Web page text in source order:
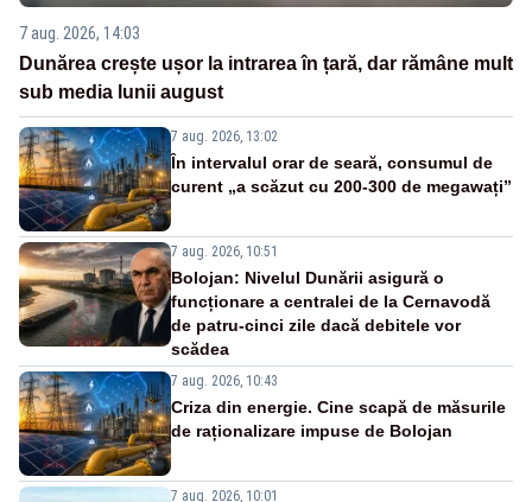
7 aug. 2026, 14:03
Dunărea crește ușor la intrarea în țară, dar rămâne mult
sub media lunii august
7 aug. 2026, 13:02
În intervalul orar de seară, consumul de
curent „a scăzut cu 200-300 de megawați”
7 aug. 2026, 10:51
Bolojan: Nivelul Dunării asigură o
funcționare a centralei de la Cernavodă
de patru-cinci zile dacă debitele vor
scădea
7 aug. 2026, 10:43
Criza din energie. Cine scapă de măsurile
de raționalizare impuse de Bolojan
7 aug. 2026, 10:01